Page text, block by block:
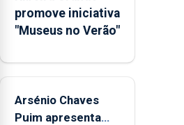
Municipal
de
aos
durante
o
promove iniciativa
"Museus no Verão"
Arsénio Chaves
Puim apresenta